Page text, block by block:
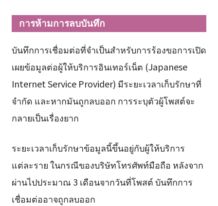
การห้ามการลบบันทึก
บันทึกการเชื่อมต่อที่จำเป็นสำหรับการร้องขอการเปิด
เผยข้อมูลต่อผู้ให้บริการอินเทอร์เน็ต (Japanese
Internet Service Provider) มีระยะเวลาเก็บรักษาที่
จำกัด และหากมันถูกลบออก การระบุตัวผู้โพสต์จะ
กลายเป็นเรื่องยาก
ระยะเวลาเก็บรักษาข้อมูลนี้ขึ้นอยู่กับผู้ให้บริการ
แต่ละราย ในกรณีของบริษัทโทรศัพท์มือถือ หลังจาก
ผ่านไปประมาณ 3 เดือนจากวันที่โพสต์ บันทึกการ
เชื่อมต่ออาจถูกลบออก